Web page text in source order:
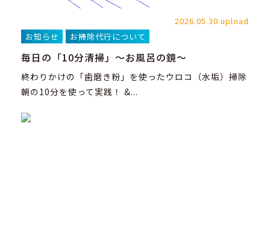
2026.05.30 upload
お知らせ
お掃除代行について
毎日の「10分清掃」～お風呂の鏡～
終わりかけの「歯磨き粉」を使ったウロコ（水垢）掃除
朝の10分を使って実践！ &...